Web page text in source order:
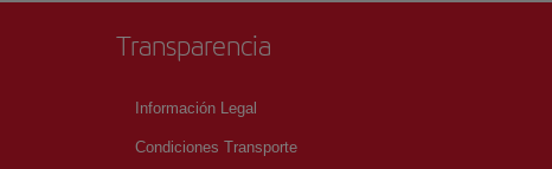
Transparencia
Información Legal
Condiciones Transporte